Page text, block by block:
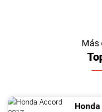
Más
Honda